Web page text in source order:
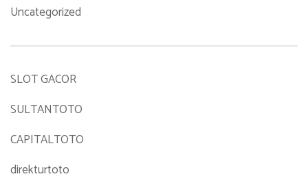
Uncategorized
SLOT GACOR
SULTANTOTO
CAPITALTOTO
direkturtoto